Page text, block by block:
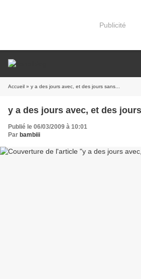
Publicité
Accueil » y a des jours avec, et des jours sans...
y a des jours avec, et des
Publié le 06/03/2009 à 10:01
Par bambiii